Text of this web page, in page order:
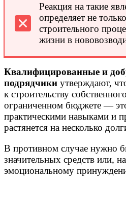
Реакция на такие
определяет не
строительного
жизни в
Квалифицированные и
подрядчики утверждают,
к строительству
ограниченном бюджете —
практическими навыками и
растянется на несколько
В противном случае нужно
значительных средств или,
эмоциональному